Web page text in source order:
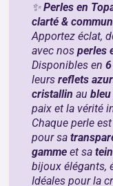
✨Perles en
clarté &
Apportez éclat,
avec nosperles
Disponibles en
leursreflets
cristallin au
paix et la vérité
Chaque perle
pour sa
gamme et sa
bijoux élégants,
Idéales pour la